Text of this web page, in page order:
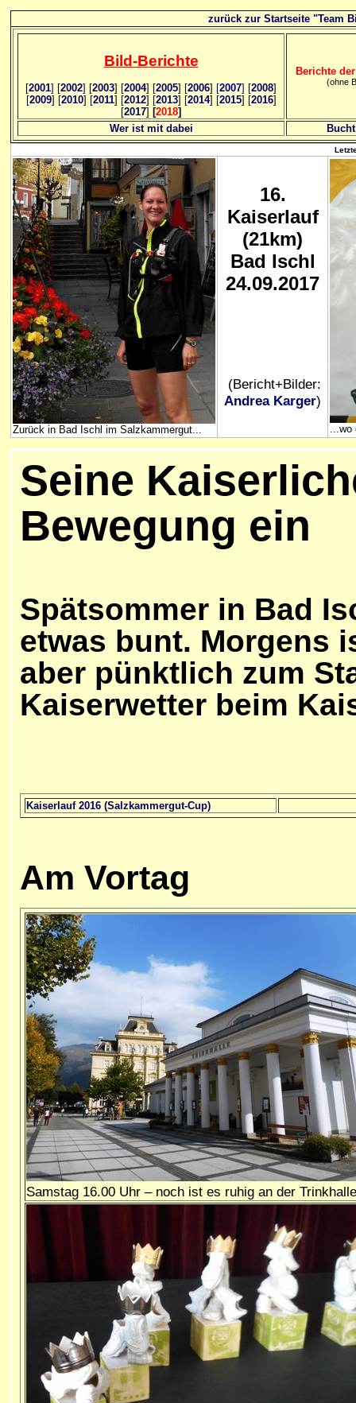
zurück zur Startseite "Team
Bild-Berichte
[2001] [2002] [2003] [2004] [2005] [2006] [2007] [2008]
[2009] [2010] [2011] [2012] [2013] [2014] [2015] [2016]
[2017] [2018]
Berichte
(ohne
Wer ist mit dabei
Zurück in Bad Ischl im Salzkammergut...
16.
Kaiserlauf
(21km)
Bad Ischl
24.09.2017
(Bericht+Bilder:
Andrea Karger)
...wo
Seine
Bewegung ein
Spätsommer in Bad
etwas bunt. Morgens
aber pünktlich zum
Kaiserwetter beim
Kaiserlauf 2016 (Salzkammergut-Cup)
Am Vortag
Samstag 16.00 Uhr – noch ist es ruhig an der